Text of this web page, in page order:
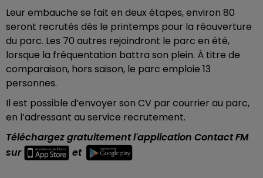
Leur embauche se fait en deux étapes, environ 80
seront recrutés dès le printemps pour la réouverture
du parc. Les 70 autres rejoindront le parc en été,
lorsque la fréquentation battra son plein. À titre de
comparaison, hors saison, le parc emploie 13
personnes.
Il est possible d’envoyer son CV par courrier au parc,
en l’adressant au service recrutement.
Téléchargez gratuitement l'application Contact FM
sur
et